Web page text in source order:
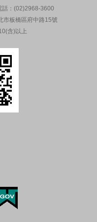
話：(02)2968-3600
市板橋區府中路15號
含)以上